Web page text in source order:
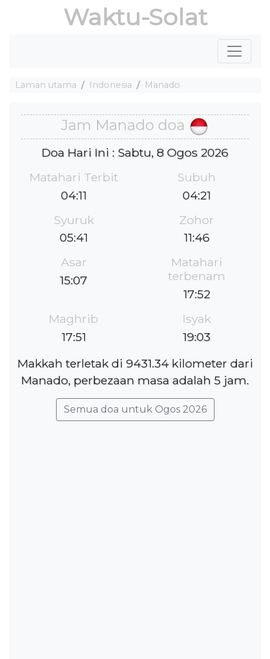
Waktu-Solat
Laman utama Indonesia Manado
Jam Manado doa
Doa Hari Ini : Sabtu, 8 Ogos 2026
Matahari Terbit
04:11
Subuh
04:21
Syuruk
05:41
Zohor
11:46
Asar
15:07
Matahari
terbenam
17:52
Maghrib
17:51
Isyak
19:03
Makkah terletak di 9431.34 kilometer dari
Manado, perbezaan masa adalah 5 jam.
Semua doa untuk Ogos 2026